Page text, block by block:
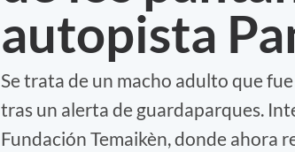
autopista
Se trata de un macho adulto que
tras un alerta de guardaparques.
Fundación Temaikèn, donde ahora